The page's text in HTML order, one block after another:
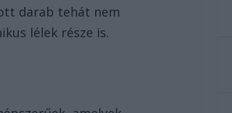
darab tehát nem
lélek része is.